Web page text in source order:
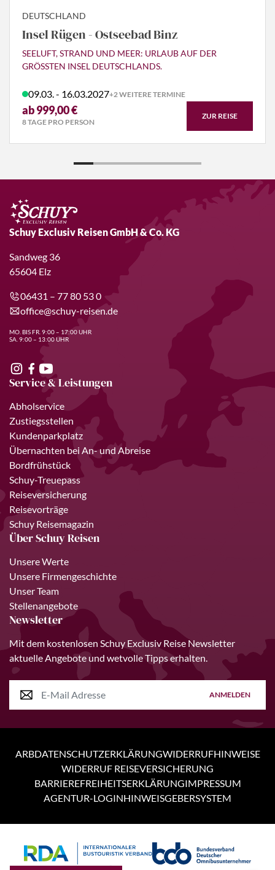
6 Tage
DEUTSCHLAND
Insel Rügen - Ostseebad Binz
SEELUFT, STRAND UND MEER: URLAUB AUF DER
GRÖSSTEN INSEL DEUTSCHLANDS.
09.03. - 16.03.2027+2 WEITERE TERMINE
ab 999,00 €
8 TAGE PRO PERSON
ZUR REISE
Schuy Exclusiv Reisen GmbH & Co. KG
Sandweg 36
65604 Elz
06431 – 77 80 53 0
office@schuy-reisen.de
MO. BIS FR. 9:00 – 17:00 UHR
SA. 9:00 – 13:00 UHR
Service & Leistungen
Abholservice
Zustiegsstellen
Kundenparkplatz
Übernachten bei An- und Abreise
Bordfrühstück
Schuy-Treuepass
Reiseversicherung
Reisevorträge
Schuy Reisemagazin
Über Schuy Reisen
Unsere Werte
Unsere Firmengeschichte
Unser Team
Stellenangebote
Newsletter
Mit dem kostenlosen Schuy Exclusiv Reise Newsletter
aktuelle Angebote und wetvolle Tipps erhalten.
ANMELDEN
ARBDATENSCHUTZERKLÄRUNGWIDERRUFHINWEISE
WIDERRUF REISEVERSICHERUNG
BARRIEREFREIHEITSERKLÄRUNGIMPRESSUM
AGENTUR-LOGINHINWEISGEBERSYSTEM